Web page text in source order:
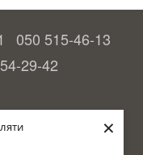
×
050 515-46-13
29-42